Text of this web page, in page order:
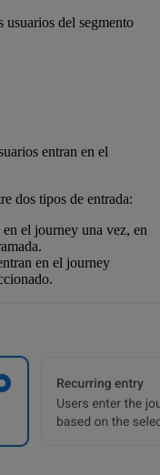
usuarios del segmento
entran en el
dos tipos de entrada:
el journey una vez, en
en el journey